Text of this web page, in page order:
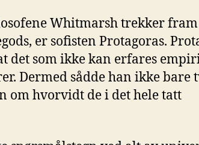
Whitmarsh trekker
er sofisten Protagoras.
det som ikke kan erfares
Dermed sådde han ikke bare
om hvorvidt de i det hele tatt